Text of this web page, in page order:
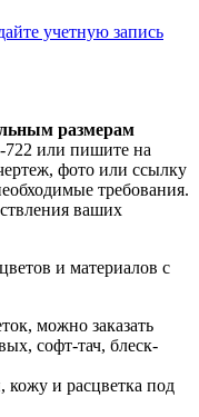
учетную запись
размерам
722 или пишите на
фото или ссылку
требования.
ваших
и материалов с
можно заказать
софт-тач, блеск-
и расцветка под